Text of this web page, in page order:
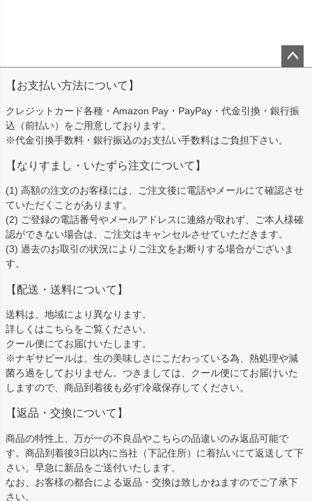
ップ
へ
【お支払い方法について】
クレジットカード各種・Amazon Pay・PayPay・代金引換・銀行振
込（前払い）をご用意しております。
※代金引換手数料・銀行振込のお支払い手数料はご負担下さい。
【なりすまし・いたずら注文について】
(1) 高額の注文のお客様には、ご注文後に電話やメールにて確認させ
ていただくことがあります。
(2) ご登録の電話番号やメールアドレスに連絡が取れず、ご本人様確
認ができない場合は、ご注文はキャンセルさせていただきます。
(3) 過去のお取引の状況によりご注文をお断りする場合がございま
す。
【配送・送料について】
送料は、地域により異なります。
詳しくはこちらをご覧ください。
クール便にてお届けいたします。
※ナギサビールは、生の美味しさにこだわっている為、熱処理や減
菌ろ過をしておりません。つきましては、クール便にてお届けいた
しますので、商品到着後も必ず冷蔵保存してください。
【返品・交換について】
商品の特性上、万が一の不良品やこちらの品違いのみ返品可能で
す。商品到着後3日以内に当社（下記住所）に着払いにて返送して下
さい。早急に新品をご送付いたします。
なお、お客様の都合による返品・交換は致しかねますのでご了承下
さい。